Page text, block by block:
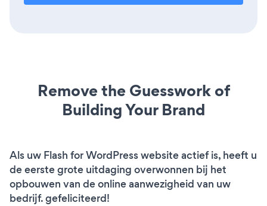
Remove the Guesswork of
Building Your Brand
Als uw Flash for WordPress website actief is, heeft u
de eerste grote uitdaging overwonnen bij het
opbouwen van de online aanwezigheid van uw
bedrijf. gefeliciteerd!